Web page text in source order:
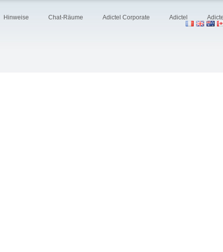
Hinweise Chat-Räume Adictel Corporate Adictel